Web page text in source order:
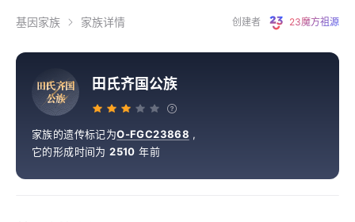
基因家族 家族详情 创建者 23魔方祖源
田氏齐国
公族
田氏齐国公族
家族的遗传标记为O-FGC23868 ,
它的形成时间为2510 年前